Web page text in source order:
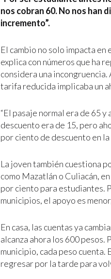
nos cobran 60. No nos han
incremento”.
El cambio no solo impacta
explica con números que ha
considera una
tarifa reducida implicaba un
“El pasaje normal era de 65
descuento era de 15, pero
por ciento de descuento en la
La joven también cuestiona
como Mazatlán o Culiacán,
por ciento para estudiantes.
municipios, el apoyo es
En casa, las cuentas ya
alcanza ahora los 600 pesos.
municipio, cada peso cuenta.
regresar por la tarde para